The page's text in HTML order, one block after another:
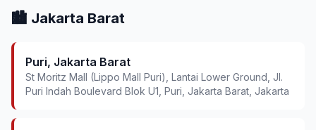
🏙️ Jakarta Barat
Puri, Jakarta Barat
St Moritz Mall (Lippo Mall Puri), Lantai Lower Ground, Jl.
Puri Indah Boulevard Blok U1, Puri, Jakarta Barat, Jakarta